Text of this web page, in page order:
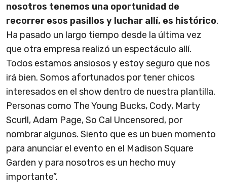
nosotros tenemos una oportunidad de
recorrer esos pasillos y luchar allí, es histórico.
Ha pasado un largo tiempo desde la última vez
que otra empresa realizó un espectáculo allí.
Todos estamos ansiosos y estoy seguro que nos
irá bien. Somos afortunados por tener chicos
interesados en el show dentro de nuestra plantilla.
Personas como The Young Bucks, Cody, Marty
Scurll, Adam Page, So Cal Uncensored, por
nombrar algunos. Siento que es un buen momento
para anunciar el evento en el Madison Square
Garden y para nosotros es un hecho muy
importante”.